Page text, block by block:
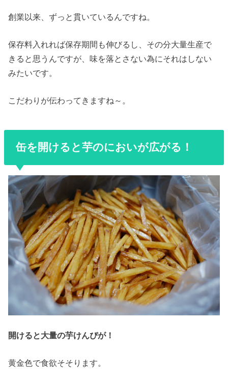
創業以来、ずっと貫いているんですね。
保存料入れれば保存期間も伸びるし、その分大量生産で
きると思うんですが、味を落とさない為にそれはしない
みたいです。
こだわりが伝わってきますね～。
缶を開けると芋のにおいが広がる！
開けると大量の芋けんぴが！
黄金色で食欲そそります。